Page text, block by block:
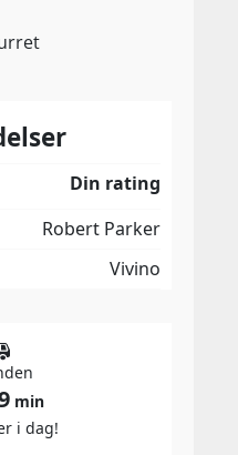
Din rating
Robert Parker
Vivino
min
i dag!